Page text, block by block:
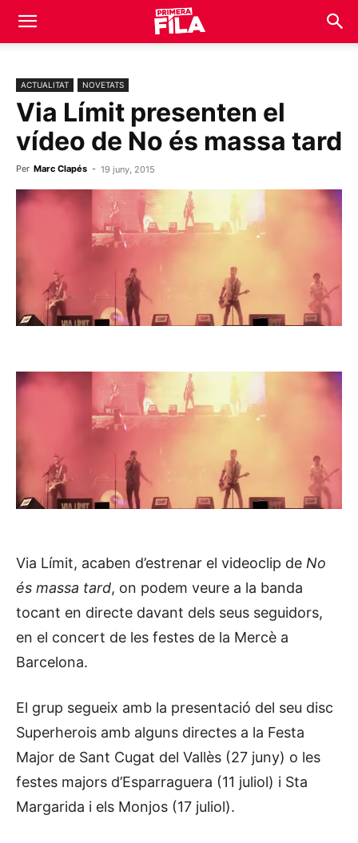
ACTUALITAT NOVETATS
Via Límit presenten el
vídeo de No és massa tard
Per Marc Clapés - 19 juny, 2015
Via Límit, acaben d’estrenar el videoclip de No
és massa tard, on podem veure a la banda
tocant en directe davant dels seus seguidors,
en el concert de les festes de la Mercè a
Barcelona.
El grup segueix amb la presentació del seu disc
Superherois amb alguns directes a la Festa
Major de Sant Cugat del Vallès (27 juny) o les
festes majors d’Esparraguera (11 juliol) i Sta
Margarida i els Monjos (17 juliol).